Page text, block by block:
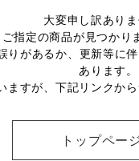
大変申し訳ありま
ご指定の商品が見つかり
りがあるか、更新等に
あります。
ますが、下記リンクか
トップペー